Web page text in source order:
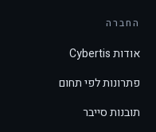
החברה
אודות Cybertis
פתרונות לפי תחום
תובנות סייבר